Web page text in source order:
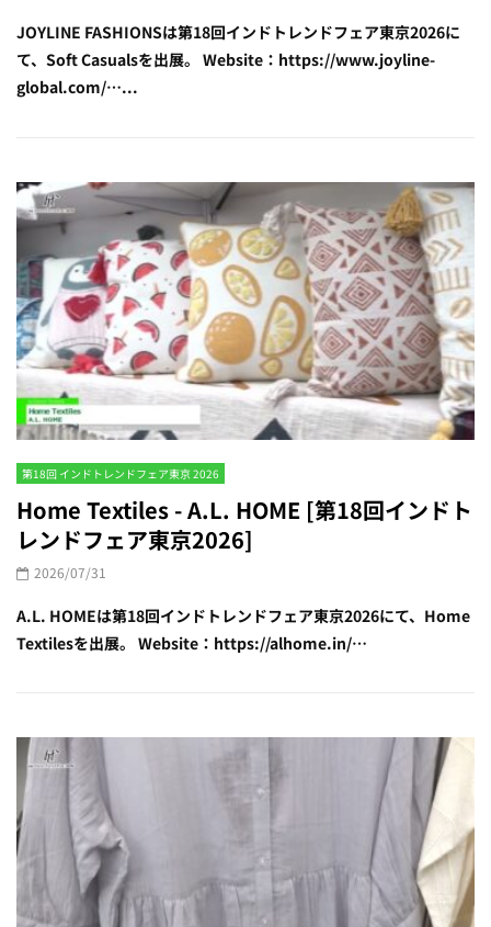
JOYLINE FASHIONSは第18回インドトレンドフェア東京2026に
て、Soft Casualsを出展。 Website：https://www.joyline-
global.com/…...
第18回 インドトレンドフェア東京 2026
Home Textiles - A.L. HOME [第18回インドト
レンドフェア東京2026]
2026/07/31
A.L. HOMEは第18回インドトレンドフェア東京2026にて、Home
Textilesを出展。 Website：https://alhome.in/…